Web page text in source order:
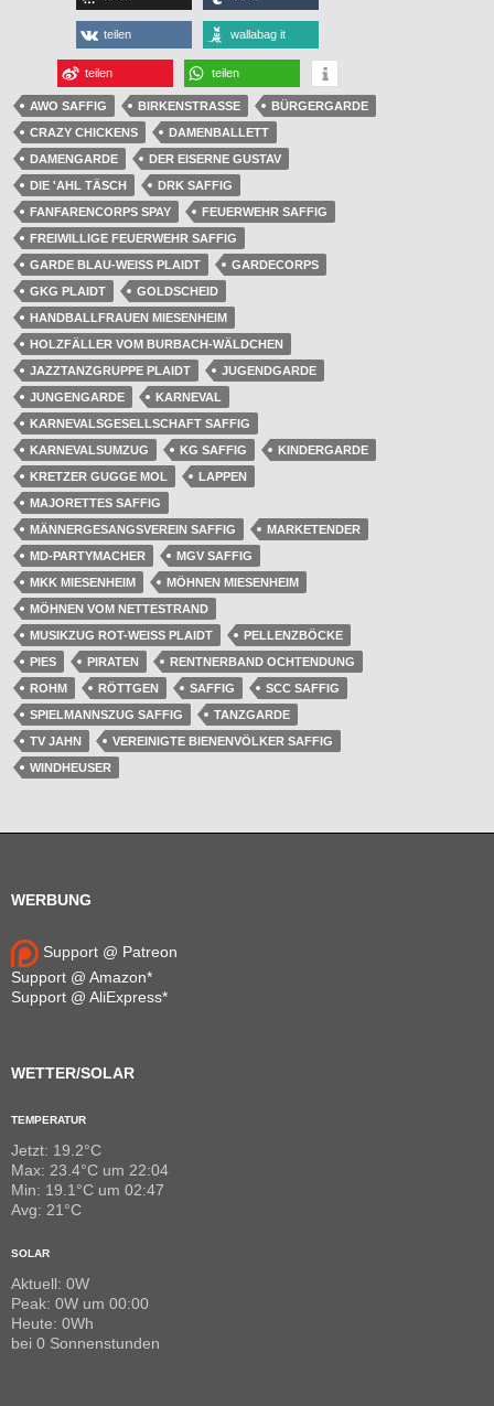
teilen wallabag it
teilen teilen
AWO SAFFIG BIRKENSTRASSE
BÜRGERGARDE
CRAZY CHICKENS
DAMENBALLETT
DAMENGARDE
DER EISERNE GUSTAV
DIE 'AHL TÄSCH
DRK SAFFIG
FANFARENCORPS SPAY
FEUERWEHR SAFFIG
FREIWILLIGE FEUERWEHR SAFFIG
GARDE BLAU-WEISS PLAIDT
GARDECORPS
GKG PLAIDT
GOLDSCHEID
HANDBALLFRAUEN MIESENHEIM
HOLZFÄLLER VOM BURBACH-WÄLDCHEN
JAZZTANZGRUPPE PLAIDT
JUGENDGARDE
JUNGENGARDE
KARNEVAL
KARNEVALSGESELLSCHAFT SAFFIG
KARNEVALSUMZUG
KG SAFFIG
KINDERGARDE
KRETZER GUGGE MOL
LAPPEN
MAJORETTES SAFFIG
MÄNNERGESANGSVEREIN SAFFIG
MARKETENDER
MD-PARTYMACHER
MGV SAFFIG
MKK MIESENHEIM
MÖHNEN MIESENHEIM
MÖHNEN VOM NETTESTRAND
MUSIKZUG ROT-WEISS PLAIDT
PELLENZBÖCKE
PIES
PIRATEN
RENTNERBAND OCHTENDUNG
ROHM
RÖTTGEN SAFFIG
SCC SAFFIG
SPIELMANNSZUG SAFFIG
TANZGARDE
TV JAHN
VEREINIGTE BIENENVÖLKER SAFFIG
WINDHEUSER
WERBUNG
Support @ Patreon
Support @ Amazon*
Support @ AliExpress*
WETTER/SOLAR
TEMPERATUR
Jetzt: 19.2°C
Max: 23.4°C um 22:04
Min: 19.1°C um 02:47
Avg: 21°C
SOLAR
Aktuell: 0W
Peak: 0W um 00:00
Heute: 0Wh
bei 0 Sonnenstunden